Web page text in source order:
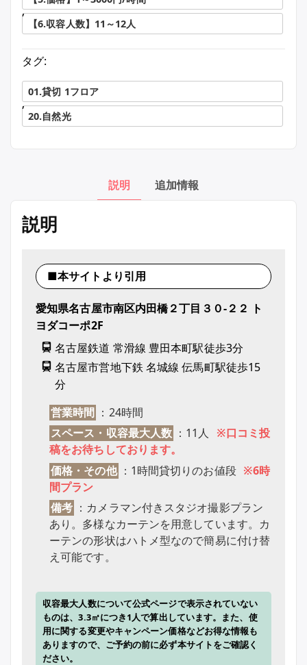
,
【6.収容人数】11～12人
タグ:
01.貸切 1フロア
,
20.自然光
説明 追加情報
説明
■本サイトより引用
愛知県名古屋市南区内田橋２丁目３０-２２ ト
ヨダコーポ2F
名古屋鉄道 常滑線 豊田本町駅徒歩3分
名古屋市営地下鉄 名城線 伝馬町駅徒歩15
分
営業時間 ：24時間
スペース・収容最大人数 ：11人
※口コミ投
稿をお待ちしております。
価格・その他 ：1時間貸切りのお値段 ※6時
間プラン
備考 ：カメラマン付きスタジオ撮影プラン
あり。多様なカーテンを用意しています。カ
ーテンの形状はハトメ型なので簡易に付け替
え可能です。
収容最大人数について公式ページで表示されていない
ものは、3.3㎡につき1人で算出しています。また、使
用に関する変更やキャンペーン価格などお得な情報も
ありますので、ご予約の前に必ず本サイトをご確認く
ださい。